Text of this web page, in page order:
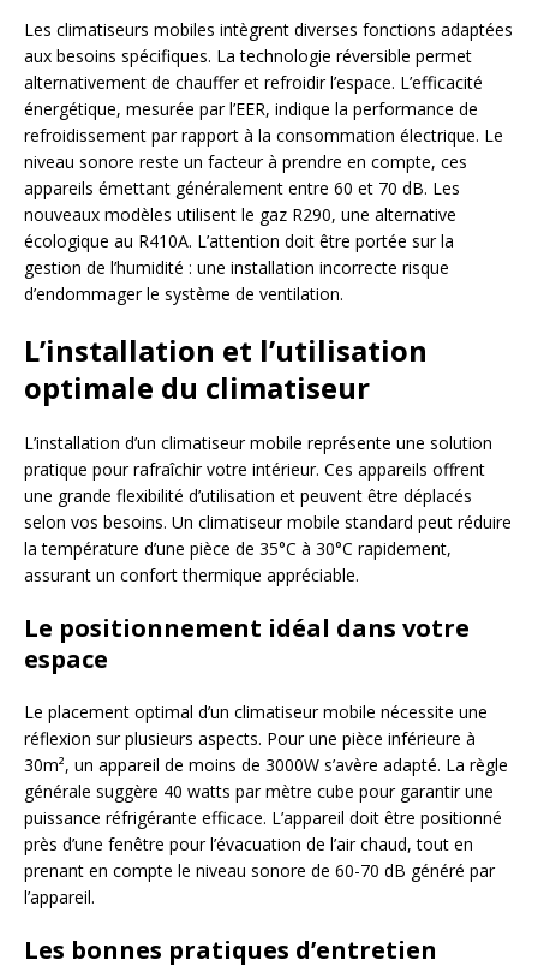
Les climatiseurs mobiles intègrent diverses fonctions adaptées
aux besoins spécifiques. La technologie réversible permet
alternativement de chauffer et refroidir l’espace. L’efficacité
énergétique, mesurée par l’EER, indique la performance de
refroidissement par rapport à la consommation électrique. Le
niveau sonore reste un facteur à prendre en compte, ces
appareils émettant généralement entre 60 et 70 dB. Les
nouveaux modèles utilisent le gaz R290, une alternative
écologique au R410A. L’attention doit être portée sur la
gestion de l’humidité : une installation incorrecte risque
d’endommager le système de ventilation.
L’installation et l’utilisation
optimale du climatiseur
L’installation d’un climatiseur mobile représente une solution
pratique pour rafraîchir votre intérieur. Ces appareils offrent
une grande flexibilité d’utilisation et peuvent être déplacés
selon vos besoins. Un climatiseur mobile standard peut réduire
la température d’une pièce de 35°C à 30°C rapidement,
assurant un confort thermique appréciable.
Le positionnement idéal dans votre
espace
Le placement optimal d’un climatiseur mobile nécessite une
réflexion sur plusieurs aspects. Pour une pièce inférieure à
30m², un appareil de moins de 3000W s’avère adapté. La règle
générale suggère 40 watts par mètre cube pour garantir une
puissance réfrigérante efficace. L’appareil doit être positionné
près d’une fenêtre pour l’évacuation de l’air chaud, tout en
prenant en compte le niveau sonore de 60-70 dB généré par
l’appareil.
Les bonnes pratiques d’entretien